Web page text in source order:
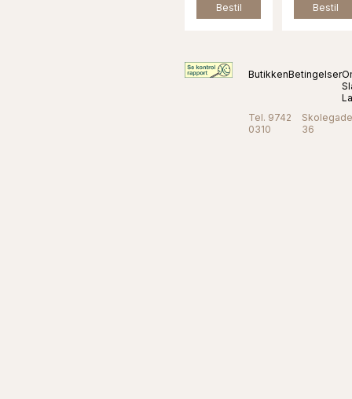
Bestil Bestil
ButikkenBetingelser
Tel. 9742
0310
Skolegade
36